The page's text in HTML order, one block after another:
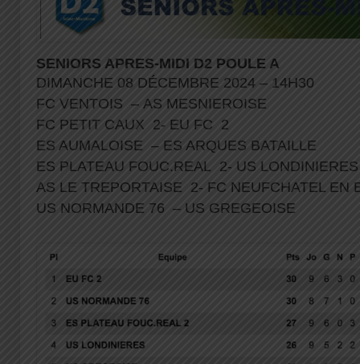
SENIORS APRES-MIDI D2 POULE A
DIMANCHE 08 DÉCEMBRE 2024 – 14H30
FC VENTOIS – AS MESNIEROISE
FC PETIT CAUX 2- EU FC 2
ES AUMALOISE – ES ARQUES BATAILLE
ES PLATEAU FOUC.REAL 2- US
AS LE TREPORTAISE 2- FC NEUFCHATEL EN
US NORMANDE 76 – US GREGEOISE